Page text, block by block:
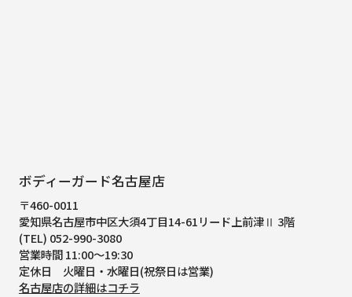
ボディーガード名古屋店
〒460-0011
愛知県名古屋市中区大須4丁目14-61リード上前津Ⅱ 3階
(TEL) 052-990-3080
営業時間 11:00～19:30
定休日 火曜日・水曜日(祝祭日は営業)
名古屋店の詳細はコチラ